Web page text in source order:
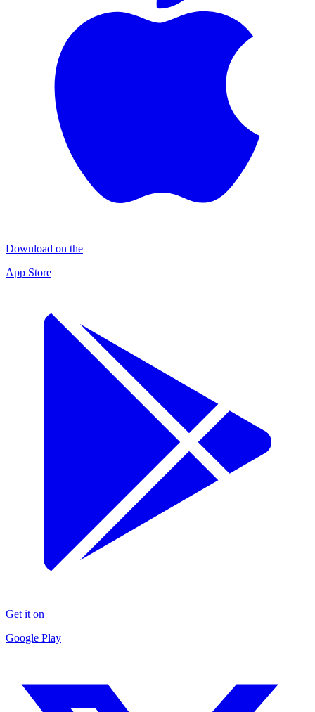
Download on the
App Store
Get it on
Google Play